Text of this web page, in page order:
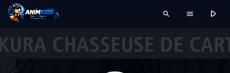
search menu play_arrow